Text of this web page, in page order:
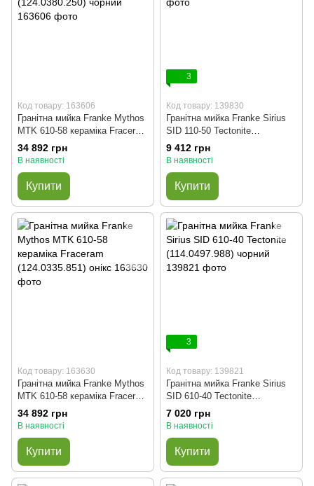
Код товару: 163606
Гранітна мийка Franke Mythos
MTK 610-58 кераміка Fraceram
(124.0380.250) чорний
34 892 грн
В наявності
Купити
3
Код товару: 139830
Гранітна мийка Franke Sirius
SID 110-50 Tectonite
(125.0395.608) біла
9 412 грн
В наявності
Купити
Код товару: 163630
Гранітна мийка Franke Mythos
MTK 610-58 кераміка Fraceram
(124.0335.851) онікс
34 892 грн
В наявності
Купити
3
Код товару: 139821
Гранітна мийка Franke Sirius
SID 610-40 Tectonite
(114.0497.988) чорний
7 020 грн
В наявності
Купити